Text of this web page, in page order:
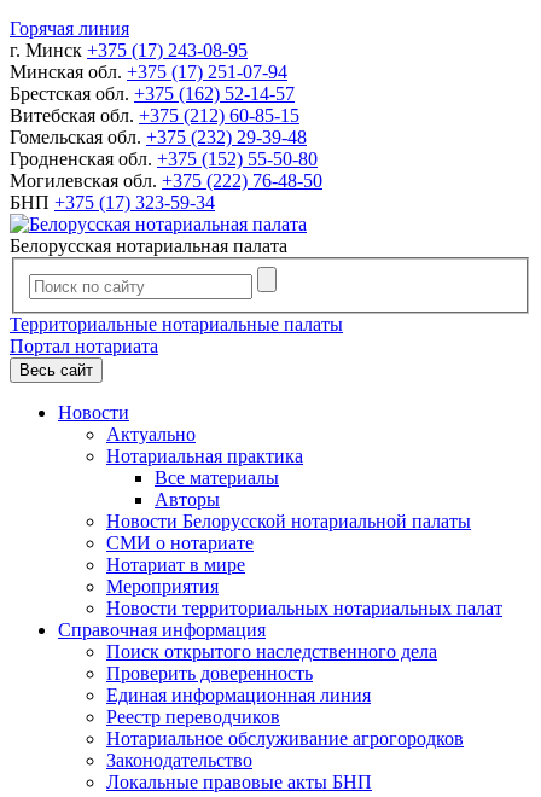
Горячая линия
г. Минск +375 (17) 243-08-95
Минская обл. +375 (17) 251-07-94
Брестская обл. +375 (162) 52-14-57
Витебская обл. +375 (212) 60-85-15
Гомельская обл. +375 (232) 29-39-48
Гродненская обл. +375 (152) 55-50-80
Могилевская обл. +375 (222) 76-48-50
БНП +375 (17) 323-59-34
Белорусская нотариальная палата
Территориальные нотариальные палаты
Портал нотариата
Весь сайт
Новости
Актуально
Нотариальная практика
Все материалы
Авторы
Новости Белорусской нотариальной палаты
СМИ о нотариате
Нотариат в мире
Мероприятия
Новости территориальных нотариальных палат
Справочная информация
Поиск открытого наследственного дела
Проверить доверенность
Единая информационная линия
Реестр переводчиков
Нотариальное обслуживание агрогородков
Законодательство
Локальные правовые акты БНП